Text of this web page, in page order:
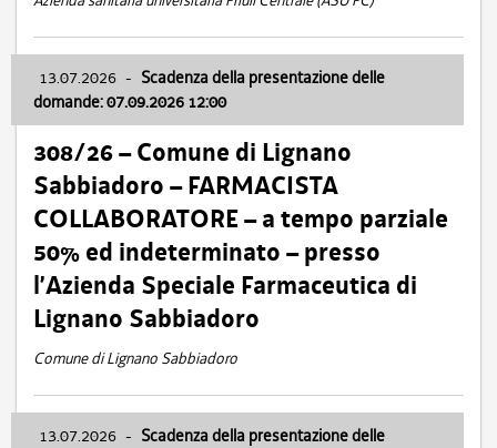
13.07.2026 - Scadenza della presentazione delle
domande: 07.09.2026 12:00
308/26 – Comune di Lignano
Sabbiadoro – FARMACISTA
COLLABORATORE – a tempo parziale
50% ed indeterminato – presso
l’Azienda Speciale Farmaceutica di
Lignano Sabbiadoro
Comune di Lignano Sabbiadoro
13.07.2026 - Scadenza della presentazione delle